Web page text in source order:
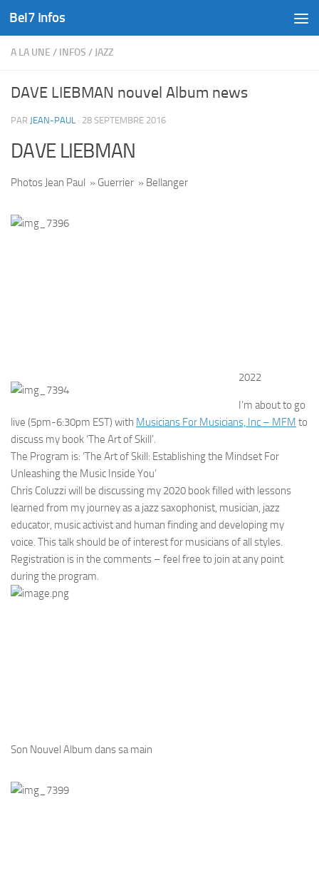
Skip to content
Bel7 Infos
A LA UNE / INFOS / JAZZ
DAVE LIEBMAN nouvel Album news
PAR JEAN-PAUL · 28 SEPTEMBRE 2016
DAVE LIEBMAN
Photos Jean Paul » Guerrier » Bellanger
2022
I’m about to go
live (5pm-6:30pm EST) with Musicians For Musicians, Inc – MFM to
discuss my book ‘The Art of Skill’.
The Program is: ‘The Art of Skill: Establishing the Mindset For
Unleashing the Music Inside You’
Chris Coluzzi will be discussing my 2020 book filled with lessons
learned from my journey as a jazz saxophonist, musician, jazz
educator, music activist and human finding and developing my
voice. This talk should be of interest for musicians of all styles.
Registration is in the comments – feel free to join at any point
during the program.
Son Nouvel Album dans sa main